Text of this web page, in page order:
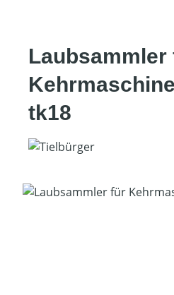
Laubsammler
tk18
Bildergalerie überspringen